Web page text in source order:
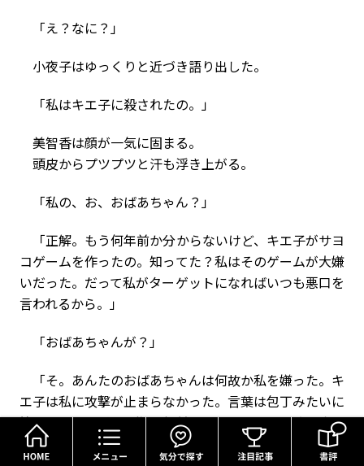
「え？なに？」
小夜子はゆっくりと近づき語り出した。
「私はキエ子に殺されたの。」
美智香は顔が一気に固まる。
頭皮からプツプツと汗も浮き上がる。
「私の、お、おばあちゃん？」
「正解。もう何年前か分からないけど、キエ子がサヨ
コゲームを作ったの。知ってた？私はそのゲームが大嫌
いだった。だって私がターゲットになればいつも悪口を
言われるから。」
「おばあちゃんが？」
「そ。あんたのおばあちゃんは何故か私を嫌った。キ
エ子は私に攻撃が止まらなかった。言葉は包丁みたいに
怖かった。でね、私80年前の今日ここから飛び降り
た。キエ子のせいで、私はまだ17歳だった」